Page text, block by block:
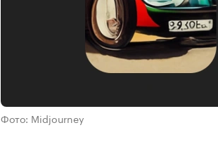
Фото: Midjourney